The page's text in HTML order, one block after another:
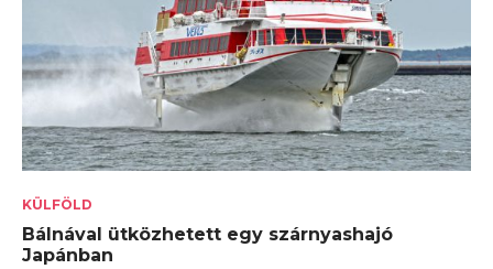
KÜLFÖLD
Bálnával ütközhetett egy szárnyashajó
Japánban